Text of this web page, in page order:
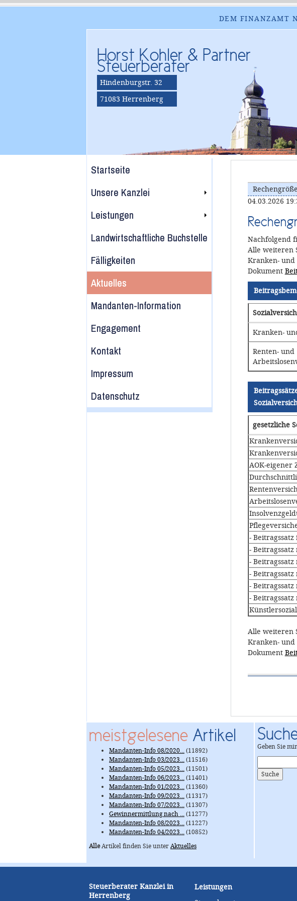
DEM FINANZAMT
Horst Kohler & Partner
Steuerberater
Hindenburgstr. 32
71083 Herrenberg
Startseite
Unsere Kanzlei
Leistungen
Landwirtschaftliche Buchstelle
Fälligkeiten
Aktuelles
Mandanten-Information
Engagement
Kontakt
Impressum
Datenschutz
04.03.2026
Nachfolgend
Alle weiteren
Kranken- und
Dokument
Kranken-
Renten- und
gesetzliche
AOK-eigener
-
-
-
-
-
-
Alle weiteren
Kranken- und
Dokument
meistgelesene Artikel
Mandanten-Info 08/2020...(11892)
Mandanten-Info 03/2023...(11516)
Mandanten-Info 05/2023...(11501)
Mandanten-Info 06/2023...(11401)
Mandanten-Info 01/2023...(11360)
Mandanten-Info 09/2023...(11317)
Mandanten-Info 07/2023...(11307)
Gewinnermittlung nach ...(11277)
Mandanten-Info 08/2023...(11227)
Mandanten-Info 04/2023...(10852)
AlleArtikel finden Sie unterAktuelles
Geben Sie
Steuerberater Kanzlei in
Herrenberg
Leistungen